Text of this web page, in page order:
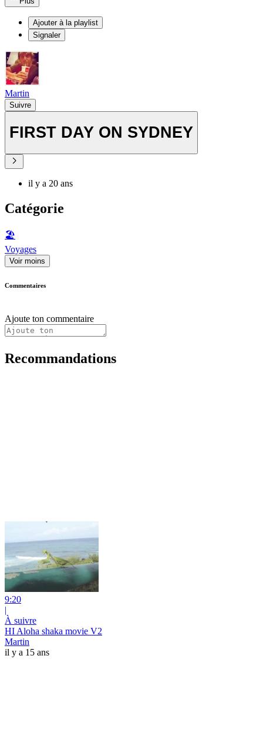
Ajouter à la playlist
Signaler
Martin
Suivre
FIRST DAY ON SYDNEY
il y a 20 ans
Catégorie
🏖
Voyages
Voir moins
Commentaires
Ajoute ton commentaire
Recommandations
9:20
|
À suivre
HI Aloha shaka movie V2
Martin
il y a 15 ans